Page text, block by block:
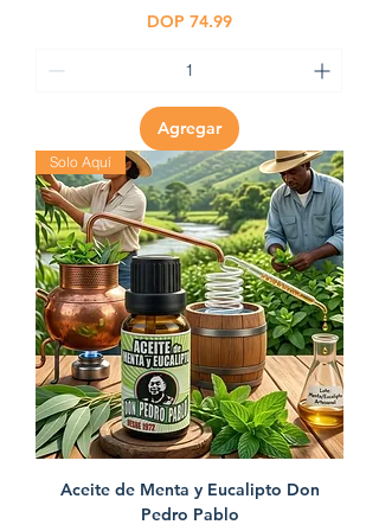
Precio
DOP 74.99
Agregar
Solo Aquí
Aceite de Menta y Eucalipto Don
Pedro Pablo